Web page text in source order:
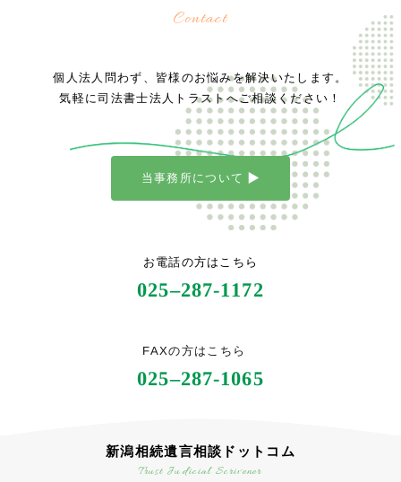
Contact
個人法人問わず、皆様のお悩みを解決いたします。
気軽に司法書士法人トラストへご相談ください！
当事務所について
お電話の方はこちら
025–287-1172
FAXの方はこちら
025–287-1065
新潟相続遺言相談ドットコム
Trust Judicial Scrivener